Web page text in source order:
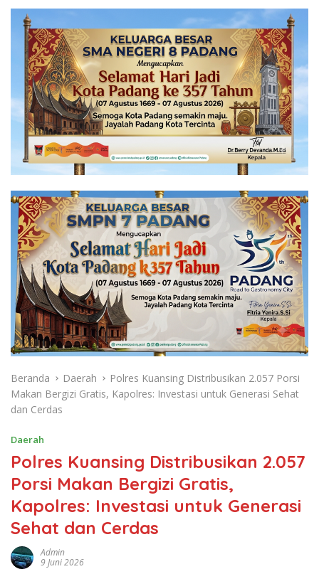
Beranda Daerah
Polres Kuansing Distribusikan 2.057 Porsi
Makan Bergizi Gratis, Kapolres: Investasi untuk Generasi Sehat
dan Cerdas
Daerah
Polres Kuansing Distribusikan 2.057
Porsi Makan Bergizi Gratis,
Kapolres: Investasi untuk Generasi
Sehat dan Cerdas
Admin
9 Juni 2026